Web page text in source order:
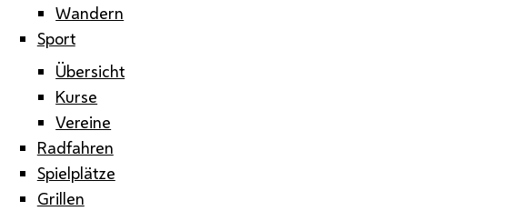
Wandern
Sport
Übersicht
Kurse
Vereine
Radfahren
Spielplätze
Grillen